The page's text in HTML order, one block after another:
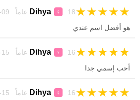
Dihya ♀ 18 عاماً 09-10-2021 ★
★
★
★
★
هو أفضل اسم عندي
Dihya ♀ 16 عاماً 15-06-2023 ★
★
★
★
★
أحب إسمي جدا
Dihya ♀ 16 عاماً 15-06-2023 ★
★
★
★
★